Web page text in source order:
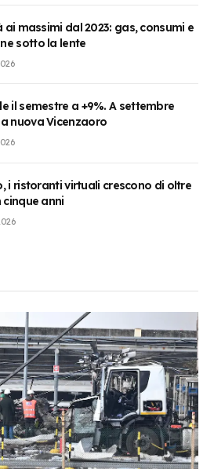
ai massimi dal 2023: gas, consumi e
sotto la lente
il semestre a +9%. A settembre
nuova Vicenzaoro
i ristoranti virtuali crescono di oltre
cinque anni